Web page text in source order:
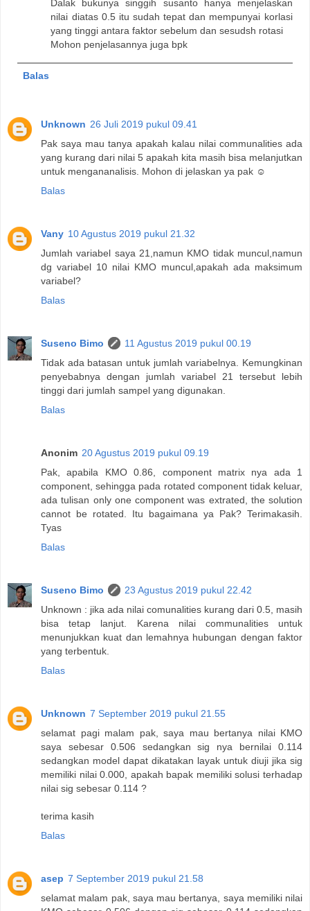
Dalak bukunya singgih susanto hanya menjelaskan
nilai diatas 0.5 itu sudah tepat dan mempunyai korlasi
yang tinggi antara faktor sebelum dan sesudsh rotasi
Mohon penjelasannya juga bpk
Balas
Unknown 26 Juli 2019 pukul 09.41
Pak saya mau tanya apakah kalau nilai communalities ada
yang kurang dari nilai 5 apakah kita masih bisa melanjutkan
untuk mengananalisis. Mohon di jelaskan ya pak ☺️
Balas
Vany 10 Agustus 2019 pukul 21.32
Jumlah variabel saya 21,namun KMO tidak muncul,namun
dg variabel 10 nilai KMO muncul,apakah ada maksimum
variabel?
Balas
Suseno Bimo
11 Agustus 2019 pukul 00.19
Tidak ada batasan untuk jumlah variabelnya. Kemungkinan
penyebabnya dengan jumlah variabel 21 tersebut lebih
tinggi dari jumlah sampel yang digunakan.
Balas
Anonim 20 Agustus 2019 pukul 09.19
Pak, apabila KMO 0.86, component matrix nya ada 1
component, sehingga pada rotated component tidak keluar,
ada tulisan only one component was extrated, the solution
cannot be rotated. Itu bagaimana ya Pak? Terimakasih.
Tyas
Balas
Suseno Bimo
23 Agustus 2019 pukul 22.42
Unknown : jika ada nilai comunalities kurang dari 0.5, masih
bisa tetap lanjut. Karena nilai communalities untuk
menunjukkan kuat dan lemahnya hubungan dengan faktor
yang terbentuk.
Balas
Unknown 7 September 2019 pukul 21.55
selamat pagi malam pak, saya mau bertanya nilai KMO
saya sebesar 0.506 sedangkan sig nya bernilai 0.114
sedangkan model dapat dikatakan layak untuk diuji jika sig
memiliki nilai 0.000, apakah bapak memiliki solusi terhadap
nilai sig sebesar 0.114 ?
terima kasih
Balas
asep 7 September 2019 pukul 21.58
selamat malam pak, saya mau bertanya, saya memiliki nilai